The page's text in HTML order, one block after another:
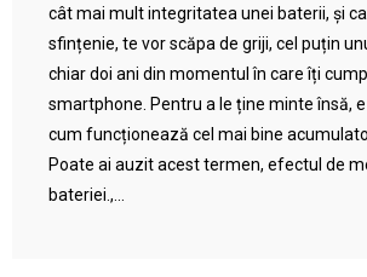
cât mai mult integritatea unei baterii, și
sfințenie, te vor scăpa de griji, cel puțin
chiar doi ani din momentul în care îți
smartphone. Pentru a le ține minte însă,
cum funcționează cel mai bine
Poate ai auzit acest termen, efectul de
bateriei.,...